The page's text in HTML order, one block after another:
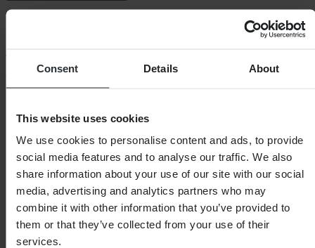
Consent Details About
This website uses cookies
We use cookies to personalise content and ads, to provide
social media features and to analyse our traffic. We also
share information about your use of our site with our social
media, advertising and analytics partners who may
combine it with other information that you’ve provided to
them or that they’ve collected from your use of their
services.
4.63
5
5
4
3
3
0
2
0
1
0